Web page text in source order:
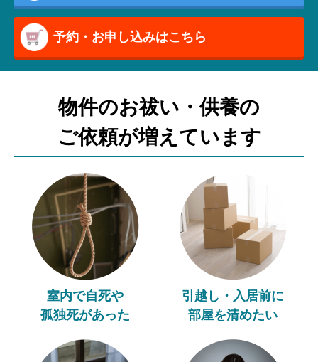
予約・お申し込みはこちら
物件のお祓い・供養の
ご依頼が増えています
室内で自死や
孤独死があった
引越し・入居前に
部屋を清めたい